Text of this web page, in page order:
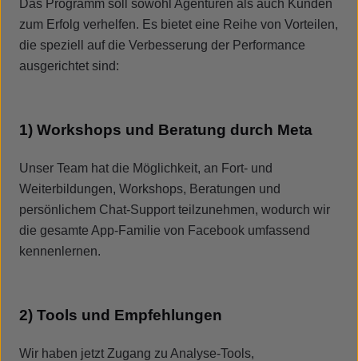
Das Programm soll sowohl Agenturen als auch Kunden
zum Erfolg verhelfen. Es bietet eine Reihe von Vorteilen,
die speziell auf die Verbesserung der Performance
ausgerichtet sind:
1) Workshops und Beratung durch Meta
Unser Team hat die Möglichkeit, an Fort- und
Weiterbildungen, Workshops, Beratungen und
persönlichem Chat-Support teilzunehmen, wodurch wir
die gesamte App-Familie von Facebook umfassend
kennenlernen.
2) Tools und Empfehlungen
Wir haben jetzt Zugang zu Analyse-Tools,